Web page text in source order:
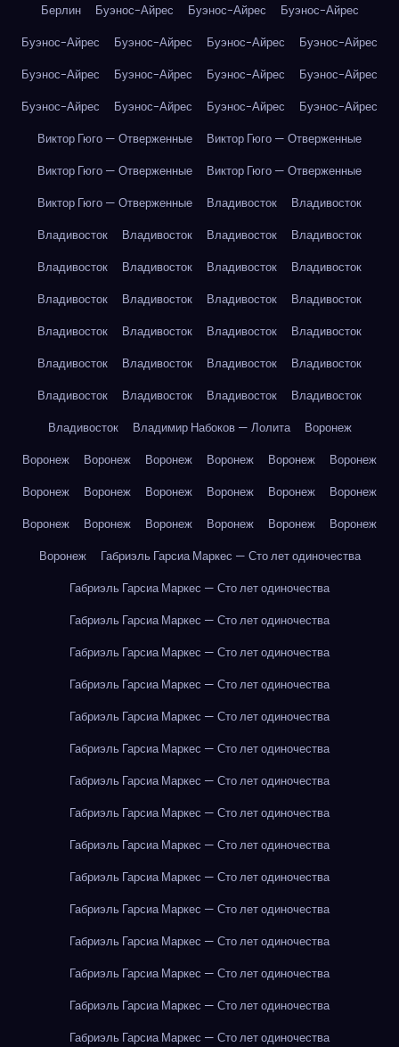
Берлин
Буэнос-Айрес Буэнос-Айрес
Буэнос-Айрес
Буэнос-Айрес
Буэнос-Айрес Буэнос-Айрес
Буэнос-Айрес
Буэнос-Айрес
Буэнос-Айрес Буэнос-Айрес
Буэнос-Айрес
Буэнос-Айрес
Буэнос-Айрес Буэнос-Айрес
Буэнос-Айрес
Виктор Гюго — Отверженные
Виктор Гюго — Отверженные
Виктор Гюго — Отверженные
Виктор Гюго — Отверженные
Виктор Гюго — Отверженные
Владивосток
Владивосток
Владивосток
Владивосток Владивосток
Владивосток
Владивосток
Владивосток Владивосток
Владивосток
Владивосток
Владивосток Владивосток
Владивосток
Владивосток
Владивосток Владивосток
Владивосток
Владивосток
Владивосток Владивосток
Владивосток
Владивосток
Владивосток Владивосток
Владивосток
Владивосток
Владимир Набоков — Лолита
Воронеж
Воронеж
Воронеж Воронеж Воронеж Воронеж
Воронеж
Воронеж
Воронеж Воронеж Воронеж Воронеж
Воронеж
Воронеж
Воронеж Воронеж Воронеж Воронеж
Воронеж
Воронеж
Габриэль Гарсиа Маркес — Сто лет одиночества
Габриэль Гарсиа Маркес — Сто лет одиночества
Габриэль Гарсиа Маркес — Сто лет одиночества
Габриэль Гарсиа Маркес — Сто лет одиночества
Габриэль Гарсиа Маркес — Сто лет одиночества
Габриэль Гарсиа Маркес — Сто лет одиночества
Габриэль Гарсиа Маркес — Сто лет одиночества
Габриэль Гарсиа Маркес — Сто лет одиночества
Габриэль Гарсиа Маркес — Сто лет одиночества
Габриэль Гарсиа Маркес — Сто лет одиночества
Габриэль Гарсиа Маркес — Сто лет одиночества
Габриэль Гарсиа Маркес — Сто лет одиночества
Габриэль Гарсиа Маркес — Сто лет одиночества
Габриэль Гарсиа Маркес — Сто лет одиночества
Габриэль Гарсиа Маркес — Сто лет одиночества
Габриэль Гарсиа Маркес — Сто лет одиночества